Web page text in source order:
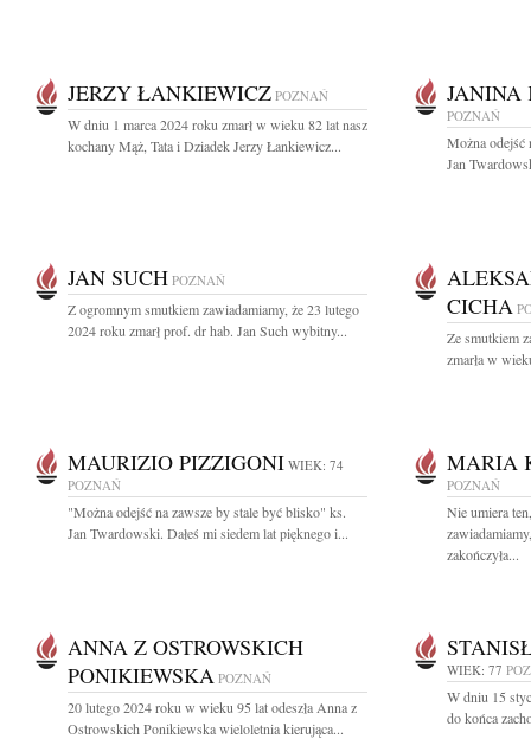
JERZY ŁANKIEWICZ POZNAŃ
W dniu 1 marca 2024 roku zmarł w wieku 82 lat nasz
kochany Mąż, Tata i Dziadek Jerzy Łankiewicz...
JANINA
POZNAŃ
Można odejść
Jan
JAN SUCH POZNAŃ
Z ogromnym smutkiem zawiadamiamy, że 23 lutego
2024 roku zmarł prof. dr hab. Jan Such wybitny...
CICHA
Ze smutkiem
zmarła w
MAURIZIO PIZZIGONI WIEK: 74
POZNAŃ
"Można odejść na zawsze by stale być blisko" ks.
Jan Twardowski. Dałeś mi siedem lat pięknego i...
MARIA
POZNAŃ
Nie umiera
zakończyła...
ANNA Z OSTROWSKICH
PONIKIEWSKA POZNAŃ
20 lutego 2024 roku w wieku 95 lat odeszła Anna z
Ostrowskich Ponikiewska wieloletnia kierująca...
WIEK: 77
W dniu 15
do końca